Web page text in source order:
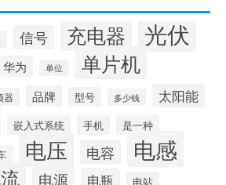
信号 充电器 光伏
华为 单位 单片机
器 品牌 型号 多少钱 太阳能
嵌入式系统 手机 是一种
电压 电容 电感
电源 电瓶 电站